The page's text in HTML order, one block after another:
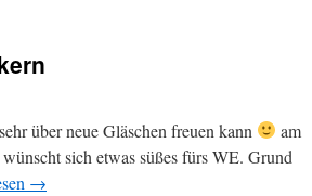
über neue Gläschen freuen kann
am
sich etwas süßes fürs WE. Grund
→